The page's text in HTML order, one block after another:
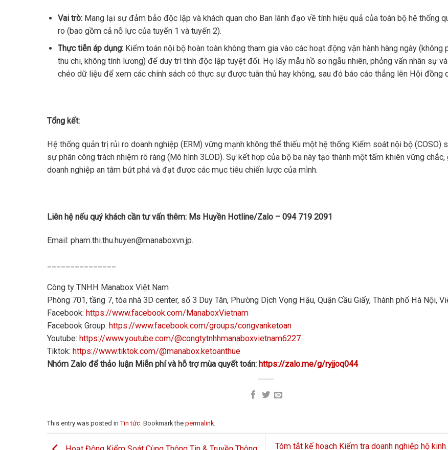
Vai trò: Mang lại sự đảm bảo độc lập và khách quan cho Ban lãnh đạo về tính hiệu quả của toàn bộ hệ thống
ro (bao gồm cả nỗ lực của tuyến 1 và tuyến 2).
Thực tiễn áp dụng: Kiểm toán nội bộ hoàn toàn không tham gia vào các hoạt động vận hành hàng ngày (không
thu chi, không tính lương) để duy trì tính độc lập tuyệt đối. Họ lấy mẫu hồ sơ ngẫu nhiên, phỏng vấn nhân sự
chéo dữ liệu để xem các chính sách có thực sự được tuân thủ hay không, sau đó báo cáo thẳng lên Hội đồng
Tổng kết:
Hệ thống quản trị rủi ro doanh nghiệp (ERM) vững mạnh không thể thiếu một hệ thống Kiểm soát nội bộ (COSO)
sự phân công trách nhiệm rõ ràng (Mô hình 3LOD). Sự kết hợp của bộ ba này tạo thành một tấm khiên vững chắc,
doanh nghiệp an tâm bứt phá và đạt được các mục tiêu chiến lược của mình.
Liên hệ nếu quý khách cần tư vấn thêm: Ms Huyền Hotline/Zalo – 094 719 2091
Email: pham.thi.thu.huyen@manaboxvn.jp.
Công ty TNHH Manabox Việt Nam
Phòng 701, tầng 7, tòa nhà 3D center, số 3 Duy Tân, Phường Dịch Vọng Hậu, Quận Cầu Giấy, Thành phố Hà Nội,
Facebook: https://www.facebook.com/ManaboxVietnam
Facebook Group: https://www.facebook.com/groups/congvanketoan
Youtube: https://www.youtube.com/@congtytnhhmanaboxvietnam6227
Tiktok: https://www.tiktok.com/@manabox.ketoanthue
Nhóm Zalo để thảo luận Miễn phí và hỗ trợ mùa quyết toán: https://zalo.me/g/ryjjoq044
This entry was posted inTin tức. Bookmark the permalink.
Tóm tắt kế hoạch Kiểm tra doanh nghiệp hộ kinh